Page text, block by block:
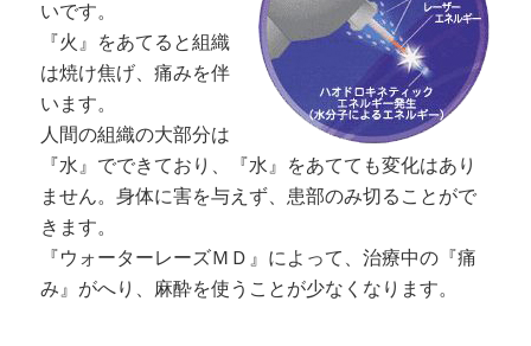
いです。
『火』をあてると組織
は焼け焦げ、痛みを伴
います。
人間の組織の大部分は
『水』でできており、『水』をあてても変化はあり
ません。身体に害を与えず、患部のみ切ることがで
きます。
『ウォーターレーズＭＤ』によって、治療中の『痛
み』がへり、麻酔を使うことが少なくなります。